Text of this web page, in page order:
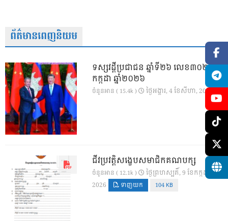
ព័ត៌មានពេញនិយម
ទស្សវដ្តីប្រជាជន ឆ្នាំទី២៦ លេខ៣០២ ខែ
កក្កដា ឆ្នាំ២០២៦
ចំនួនអាន ( 15.4k ) ថ្ងៃ​អង្គារ, 4 ខែ​សីហា, 2026
ជីវប្រវត្តិសង្ខេបសមាជិកគណបក្ស
ចំនួនអាន ( 12.1k )
ថ្ងៃ​ព្រហស្បតិ៍, 9 ខែ​កក្កដា,
2026
ទាញយក 104 KB